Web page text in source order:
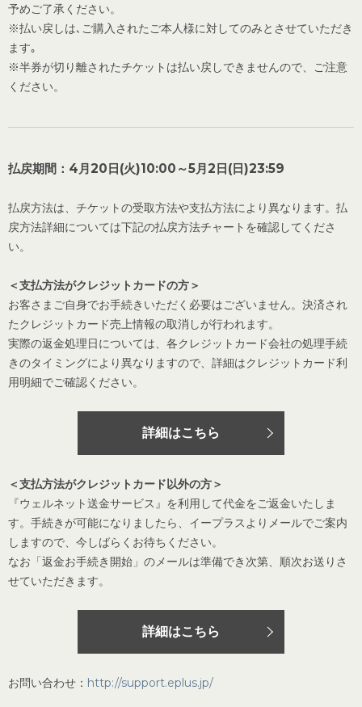
予めご了承ください。
※払い戻しは､ご購入されたご本人様に対してのみとさせていただき
ます｡
※半券が切り離されたチケットは払い戻しできませんので、ご注意
ください。
払戻期間：4月20日(火)10:00～5月2日(日)23:59
払戻方法は、チケットの受取方法や支払方法により異なります。払
戻方法詳細については下記の払戻方法チャートを確認してくださ
い。
＜支払方法がクレジットカードの方＞
お客さまご自身でお手続きいただく必要はございません。決済され
たクレジットカード売上情報の取消しが行われます。
実際の返金処理日については、各クレジットカード会社の処理手続
きのタイミングにより異なりますので、詳細はクレジットカード利
用明細でご確認ください。
詳細はこちら
＜支払方法がクレジットカード以外の方＞
『ウェルネット送金サービス』を利用して代金をご返金いたしま
す。手続きが可能になりましたら、イープラスよりメールでご案内
しますので、今しばらくお待ちください。
なお「返金お手続き開始」のメールは準備でき次第、順次お送りさ
せていただきます。
詳細はこちら
お問い合わせ： http://support.eplus.jp/